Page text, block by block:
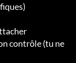
contrôle (tu ne